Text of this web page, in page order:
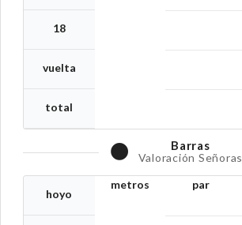
18
vuelta
total
Barras
Valoración Señoras
hoyo
metros par